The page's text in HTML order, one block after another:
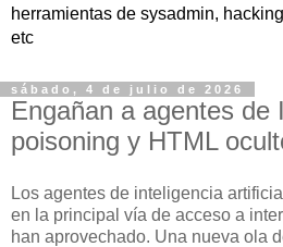
herramientas de sysadmin,
etc
sábado, 4 de julio de 2026
Engañan a agentes de
poisoning y HTML
Los agentes de inteligencia
en la principal vía de acceso a
han aprovechado. Una nueva ola